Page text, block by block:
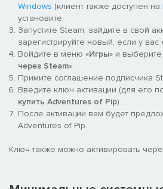
Windows (клиент также доступен на
установите.
Запустите Steam, зайдите в свой
зарегистрируйте новый, если у вас
Войдите в меню «Игры» и выберите
через Steam».
Примите соглашение подписчика
Введите ключ активации (для его
купить Adventures of Pip).
После активации вам будет
Adventures of Pip.
Ключ также можно активировать